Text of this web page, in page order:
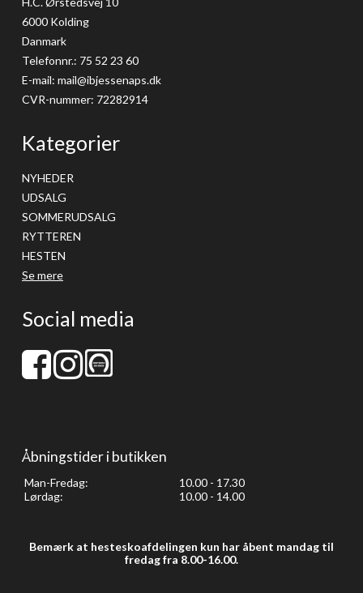
6000 Kolding
Danmark
Telefonnr.: 75 52 23 60
E-mail: mail@ibjessenaps.dk
CVR-nummer: 72282914
Kategorier
NYHEDER
UDSALG
SOMMERUDSALG
RYTTEREN
HESTEN
Se mere
Social media
Åbningstider i butikken
Man-Fredag:
10.00 - 17.30
Lørdag:
10.00 - 14.00
Bemærk at hesteskoafdelingen kun har åbent mandag til
fredag fra 8.00-16.00.